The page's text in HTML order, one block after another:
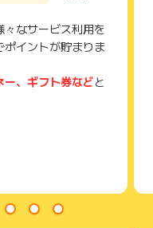
なサービス利用を
ポイントが貯まりま
ー、ギフト券などと